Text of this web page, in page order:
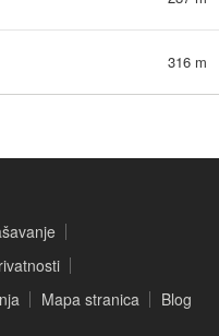
316 m
Mapa stranica Blog